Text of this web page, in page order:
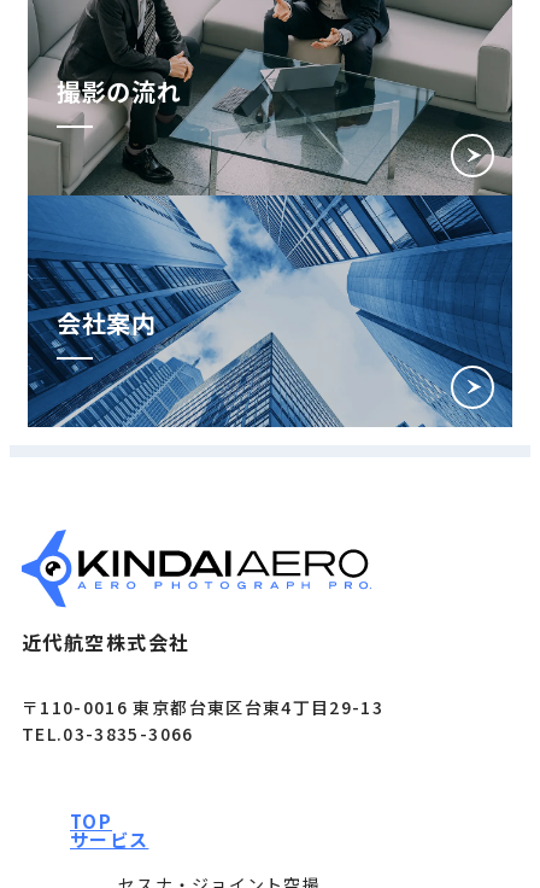
撮影の流れ
会社案内
近代航空株式会社
〒110-0016 東京都台東区台東4丁目29-13
TEL.03-3835-3066
TOP
サービス